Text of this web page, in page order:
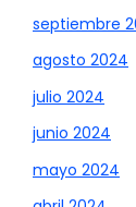
septiembre
agosto 2024
julio 2024
junio 2024
mayo 2024